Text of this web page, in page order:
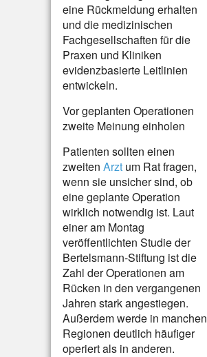
eine Rückmeldung erhalten
und die medizinischen
Fachgesellschaften für die
Praxen und Kliniken
evidenzbasierte Leitlinien
entwickeln.
Vor geplanten Operationen
zweite Meinung einholen
Patienten sollten einen
zweiten Arzt um Rat fragen,
wenn sie unsicher sind, ob
eine geplante Operation
wirklich notwendig ist. Laut
einer am Montag
veröffentlichten Studie der
Bertelsmann-Stiftung ist die
Zahl der Operationen am
Rücken in den vergangenen
Jahren stark angestiegen.
Außerdem werde in manchen
Regionen deutlich häufiger
operiert als in anderen.